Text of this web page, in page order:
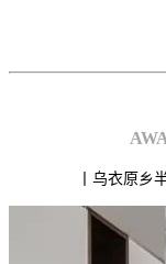
丨乌衣原乡